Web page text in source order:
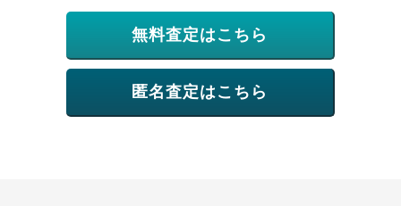
無料査定はこちら
匿名査定はこちら